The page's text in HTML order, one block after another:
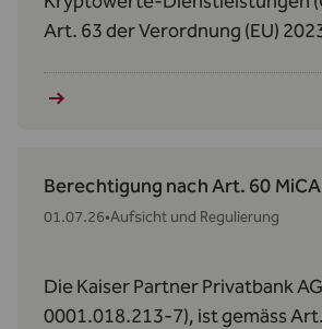
Art. 63 der Verordnung (EU)
(MiCAR).
Berechtigung nach Art. 60
01.07.26•Aufsicht und Regulierung
Die Kaiser Partner Privatbank
0001.018.213-7), ist gemäss